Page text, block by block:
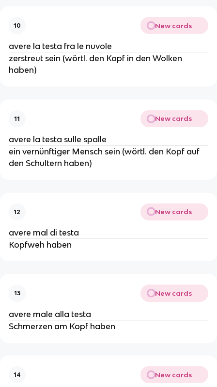
10 New cards
avere la testa fra le nuvole
zerstreut sein (wörtl. den Kopf in den Wolken
haben)
11 New cards
avere la testa sulle spalle
ein vernünftiger Mensch sein (wörtl. den Kopf auf
den Schultern haben)
12 New cards
avere mal di testa
Kopfweh haben
13 New cards
avere male alla testa
Schmerzen am Kopf haben
14 New cards